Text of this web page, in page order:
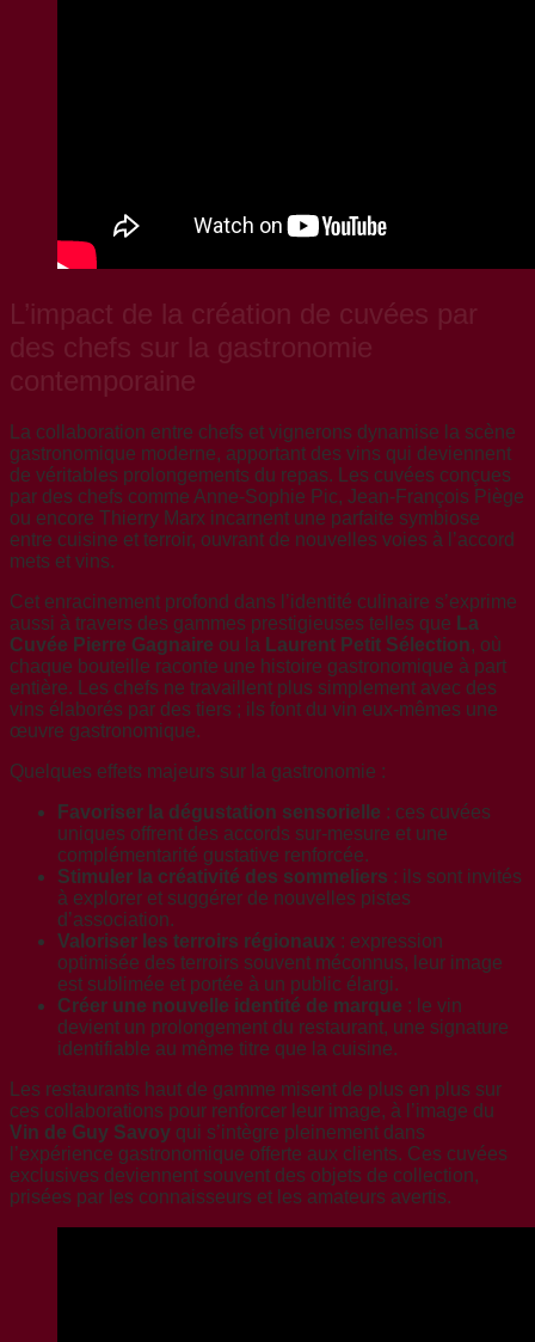
L’impact de la création de cuvées par
des chefs sur la gastronomie
contemporaine
La collaboration entre chefs et vignerons dynamise la scène
gastronomique moderne, apportant des vins qui deviennent
de véritables prolongements du repas. Les cuvées conçues
par des chefs comme Anne-Sophie Pic, Jean-François Piège
ou encore Thierry Marx incarnent une parfaite symbiose
entre cuisine et terroir, ouvrant de nouvelles voies à l’accord
mets et vins.
Cet enracinement profond dans l’identité culinaire s’exprime
aussi à travers des gammes prestigieuses telles que La
Cuvée Pierre Gagnaire ou la Laurent Petit Sélection, où
chaque bouteille raconte une histoire gastronomique à part
entière. Les chefs ne travaillent plus simplement avec des
vins élaborés par des tiers ; ils font du vin eux-mêmes une
œuvre gastronomique.
Quelques effets majeurs sur la gastronomie :
Favoriser la dégustation sensorielle : ces cuvées
uniques offrent des accords sur-mesure et une
complémentarité gustative renforcée.
Stimuler la créativité des sommeliers : ils sont invités
à explorer et suggérer de nouvelles pistes
d’association.
Valoriser les terroirs régionaux : expression
optimisée des terroirs souvent méconnus, leur image
est sublimée et portée à un public élargi.
Créer une nouvelle identité de marque : le vin
devient un prolongement du restaurant, une signature
identifiable au même titre que la cuisine.
Les restaurants haut de gamme misent de plus en plus sur
ces collaborations pour renforcer leur image, à l’image du
Vin de Guy Savoy qui s’intègre pleinement dans
l’expérience gastronomique offerte aux clients. Ces cuvées
exclusives deviennent souvent des objets de collection,
prisées par les connaisseurs et les amateurs avertis.